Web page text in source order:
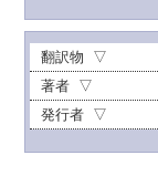
翻訳物
著者
発行者